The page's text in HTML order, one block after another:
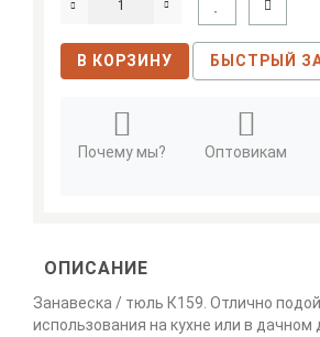
В КОРЗИНУ БЫСТРЫЙ
Почему мы? Оптовикам
ОПИСАНИЕ
Занавеска / тюль К159. Отлично
использования на кухне или в